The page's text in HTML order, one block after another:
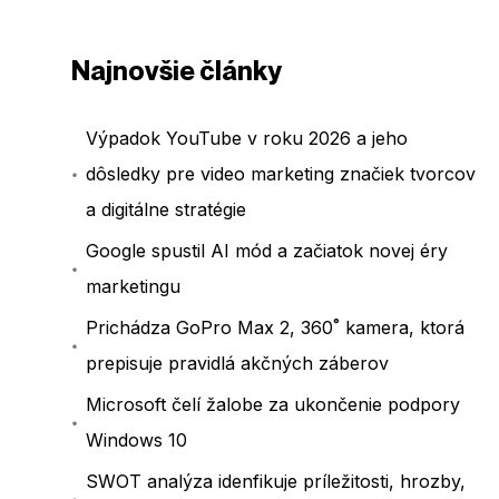
Najnovšie články
Výpadok YouTube v roku 2026 a jeho
dôsledky pre video marketing značiek tvorcov
a digitálne stratégie
Google spustil AI mód a začiatok novej éry
marketingu
Prichádza GoPro Max 2, 360˚ kamera, ktorá
prepisuje pravidlá akčných záberov
Microsoft čelí žalobe za ukončenie podpory
Windows 10
SWOT analýza idenfikuje príležitosti, hrozby,